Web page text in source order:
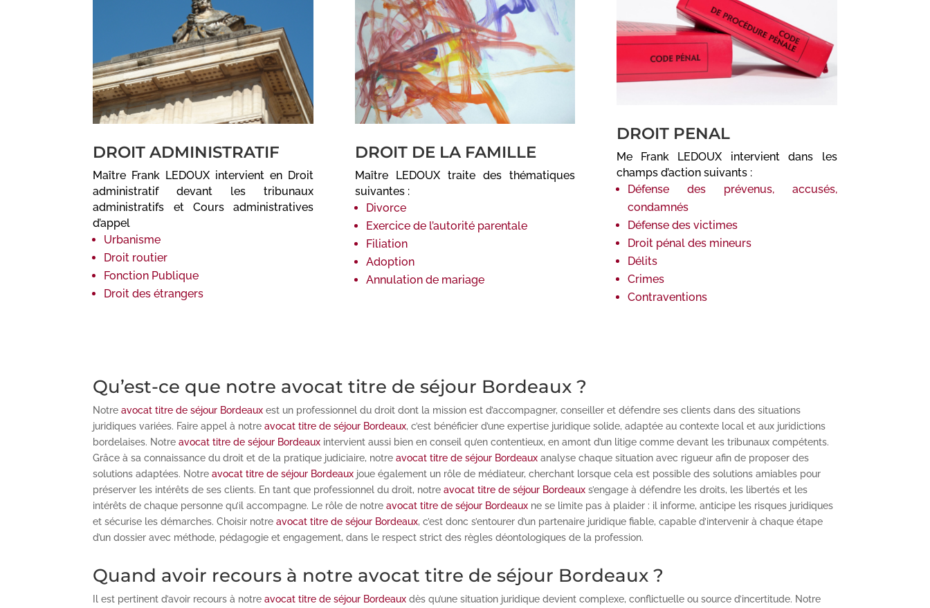
DROIT ADMINISTRATIF
Maître Frank LEDOUX intervient en Droit
administratif devant les tribunaux
administratifs et Cours administratives
d’appel
Urbanisme
Droit routier
Fonction Publique
Droit des étrangers
DROIT DE LA FAMILLE
Maître LEDOUX traite des thématiques
suivantes :
Divorce
Exercice de l’autorité parentale
Filiation
Adoption
Annulation de mariage
DROIT PENAL
Me Frank LEDOUX intervient dans les
champs d’action suivants :
Défense des prévenus, accusés,
condamnés
Défense des victimes
Droit pénal des mineurs
Délits
Crimes
Contraventions
Qu’est-ce que notre avocat titre de séjour Bordeaux ?
Notreavocat titre de séjour Bordeaux est un professionnel du droit dont la mission est d’accompagner, conseiller et défendre ses clients dans des situations
juridiques variées. Faire appel à notreavocat titre de séjour Bordeaux, c’est bénéficier d’une expertise juridique solide, adaptée au contexte local et aux juridictions
bordelaises. Notreavocat titre de séjour Bordeaux intervient aussi bien en conseil qu’en contentieux, en amont d’un litige comme devant les tribunaux compétents.
Grâce à sa connaissance du droit et de la pratique judiciaire, notreavocat titre de séjour Bordeaux analyse chaque situation avec rigueur afin de proposer des
solutions adaptées. Notreavocat titre de séjour Bordeaux joue également un rôle de médiateur, cherchant lorsque cela est possible des solutions amiables pour
préserver les intérêts de ses clients. En tant que professionnel du droit, notreavocat titre de séjour Bordeaux s’engage à défendre les droits, les libertés et les
intérêts de chaque personne qu’il accompagne. Le rôle de notreavocat titre de séjour Bordeaux ne se limite pas à plaider : il informe, anticipe les risques juridiques
et sécurise les démarches. Choisir notreavocat titre de séjour Bordeaux, c’est donc s’entourer d’un partenaire juridique fiable, capable d’intervenir à chaque étape
d’un dossier avec méthode, pédagogie et engagement, dans le respect strict des règles déontologiques de la profession.
Quand avoir recours à notre avocat titre de séjour Bordeaux ?
Il est pertinent d’avoir recours à notreavocat titre de séjour Bordeaux dès qu’une situation juridique devient complexe, conflictuelle ou source d’incertitude. Notre